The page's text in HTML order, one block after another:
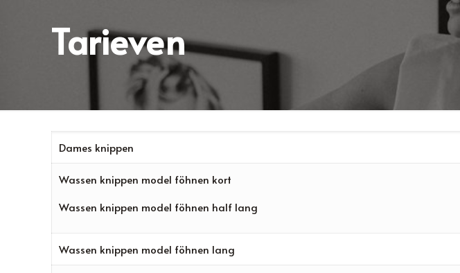
Tarieven
Dames knippen
Wassen knippen model föhnen kort
Wassen knippen model föhnen half lang
Wassen knippen model föhnen lang